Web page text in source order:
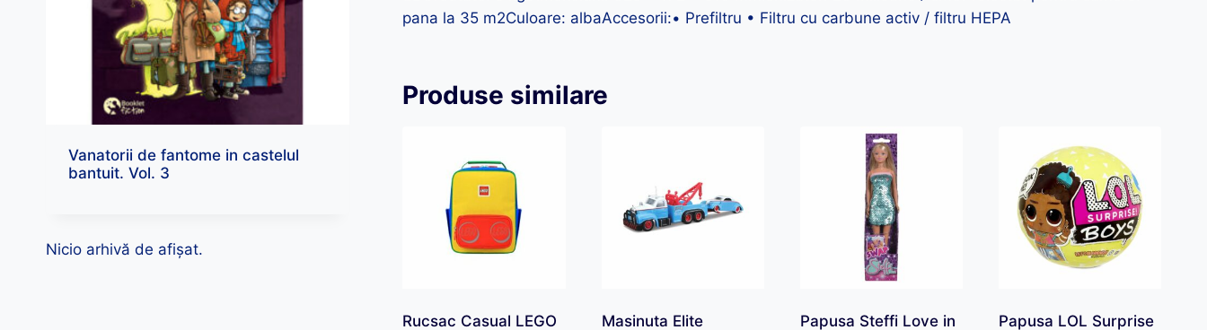
pana la 35 m2Culoare: albaAccesorii:• Prefiltru • Filtru cu carbune activ / filtru HEPA
Produse similare
Rucsac Casual LEGO Masinuta Elite Papusa Steffi Love in Papusa LOL Surprise
Vanatorii de fantome in castelul
bantuit. Vol. 3
Nicio arhivă de afișat.